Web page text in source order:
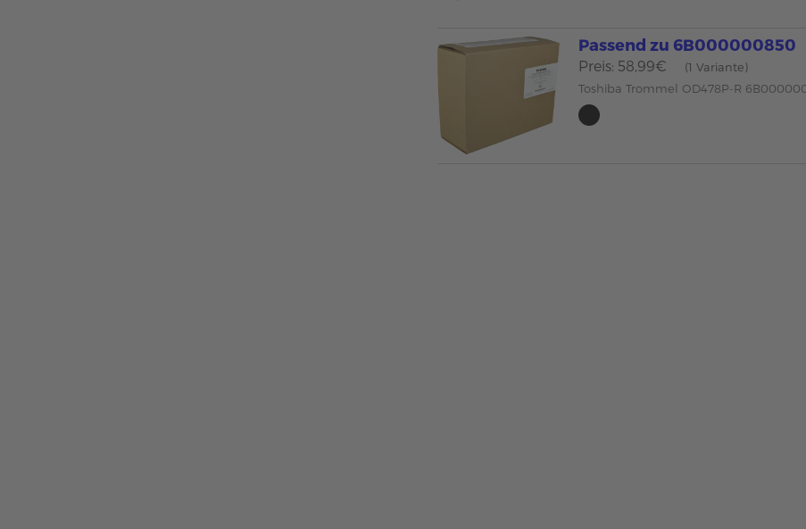
Passend zu 6B000000850
Preis: 58,99€
(1 Variante)
Toshiba Trommel OD478P-R